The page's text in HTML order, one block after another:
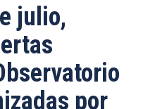
julio,
por